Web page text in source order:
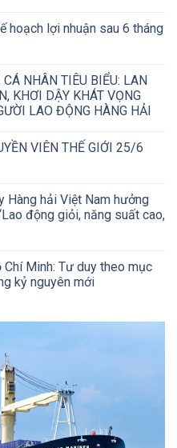
hoạch lợi nhuận sau 6 tháng
NHÂN TIÊU BIỂU: LAN
KHƠI DẬY KHÁT VỌNG
LAO ĐỘNG HÀNG HẢI
VIÊN THẾ GIỚI 25/6
Hàng hải Việt Nam hưởng
động giỏi, năng suất cao,
Minh: Tư duy theo mục
kỷ nguyên mới